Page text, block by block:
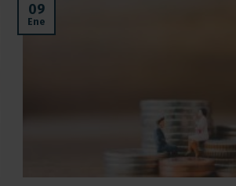
09
Ene